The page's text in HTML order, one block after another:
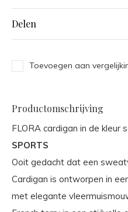
Delen
Toevoegen aan
Productomschrijving
FLORA cardigan in de kleur
SPORTS
Ooit gedacht dat een
Cardigan is ontworpen in
met elegante